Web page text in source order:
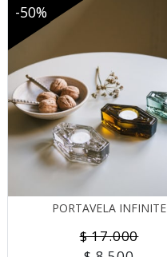
-50%
PORTAVELA INFINITE
$ 17.000